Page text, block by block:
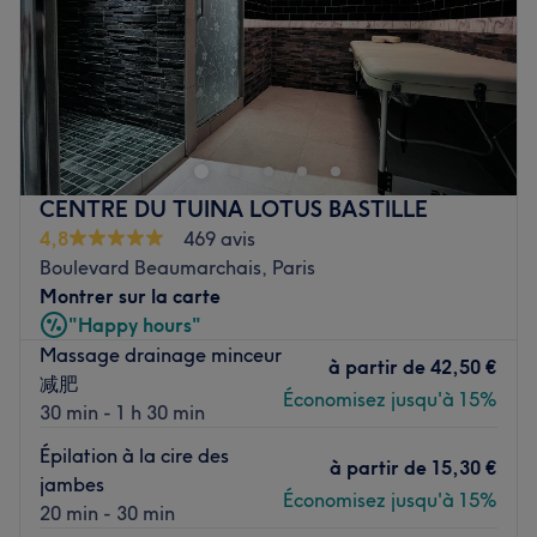
Dimanche
10:00–21:00
Baïbaé est un salon de coiffure et de bien-être coworking
situé à proximité du cimetière du Père Lachaise. Après
avoir exercé sa passion sur des bateaux de luxe, à
Monaco, à New-york ainsi qu'au select Kenclub dans le
16ᵉ arrondissement, Bertrand ouvre son propre espace où
se retrouvent divers experts de la beauté.
Transports publics les plus proches :
Les stations de métro Chemin Vert (ligne 8) et Richard
Lenoir (ligne 5).
L'équipe :
Bertrand a su développer une expertise et un savoir-faire
et est entouré de plusieurs experts ; masseurs,
esthéticiennes, spécialiste en soin esthétique haute
technologie, maquilleuse.
Nos coups de cœur :
CENTRE DU TUINA LOTUS BASTILLE
4,8
469 avis
Boulevard Beaumarchais, Paris
Montrer sur la carte
"Happy hours"
Massage drainage minceur
减肥
30 min - 1 h 30 min
à partir de 42,50 €
Économisez jusqu'à 15%
Épilation à la cire des
jambes
20 min - 30 min
à partir de 15,30 €
Économisez jusqu'à 15%